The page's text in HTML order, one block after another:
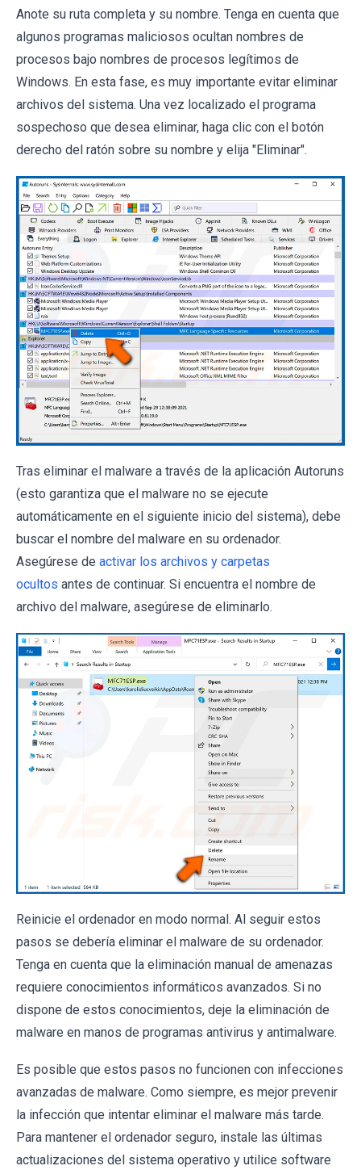
Anote su ruta completa y su nombre. Tenga en cuenta que
algunos programas maliciosos ocultan nombres de
procesos bajo nombres de procesos legítimos de
Windows. En esta fase, es muy importante evitar eliminar
archivos del sistema. Una vez localizado el programa
sospechoso que desea eliminar, haga clic con el botón
derecho del ratón sobre su nombre y elija "Eliminar".
Tras eliminar el malware a través de la aplicación Autoruns
(esto garantiza que el malware no se ejecute
automáticamente en el siguiente inicio del sistema), debe
buscar el nombre del malware en su ordenador.
Asegúrese de activar los archivos y carpetas
ocultos antes de continuar. Si encuentra el nombre de
archivo del malware, asegúrese de eliminarlo.
Reinicie el ordenador en modo normal. Al seguir estos
pasos se debería eliminar el malware de su ordenador.
Tenga en cuenta que la eliminación manual de amenazas
requiere conocimientos informáticos avanzados. Si no
dispone de estos conocimientos, deje la eliminación de
malware en manos de programas antivirus y antimalware.
Es posible que estos pasos no funcionen con infecciones
avanzadas de malware. Como siempre, es mejor prevenir
la infección que intentar eliminar el malware más tarde.
Para mantener el ordenador seguro, instale las últimas
actualizaciones del sistema operativo y utilice software